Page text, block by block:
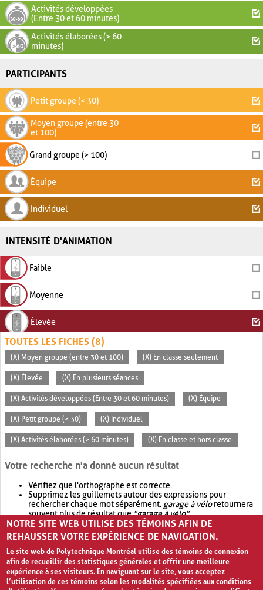
Activités développées
(Entre 30 et 60 minutes)
Activités élaborées (> 60
minutes)
PARTICIPANTS
Petit groupe (< 30)
Moyen groupe (entre 30
et 100)
Grand groupe (> 100)
Équipe
Individuel
INTENSITÉ D'ANIMATION
Faible
Moyenne
Élevée
TOUTES LES FICHES (8)
(X) Moyen groupe (entre 30 et 100) (X) En classe seulement
(X) Élevée (X) En plusieurs séances
(X) Activités développées (Entre 30 et 60 minutes) (X) Équipe
(X) Petit groupe (< 30) (X) Individuel
(X) Activités élaborées (> 60 minutes) (X) En classe et hors classe
Votre recherche n'a donné aucun résultat
Vérifiez que l'orthographe est correcte.
Supprimez les guillemets autour des expressions pour
rechercher chaque mot séparément. garage à véloretournera
souvent plus de résultat que"garage à vélo".
Envisagez d'élargir votre recherche avec OR.garage OR vélo
retournera souvent plus de résultat quegarage à vélo
NOTRE SITE WEB UTILISE DES TÉMOINS AFIN DE
REHAUSSER VOTRE EXPÉRIENCE DE NAVIGATION.
Le site web de Polytechnique Montréal utilise des témoins de connexion
afin de recueillir des statistiques générales et offrir une meilleure
expérience à ses visiteurs. En naviguant sur le site, vous acceptez
l’utilisation de ces témoins selon les modalités spécifiées aux conditions